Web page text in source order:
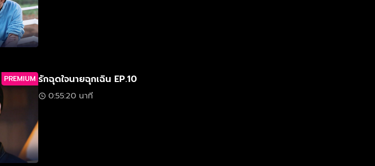
PREMIUM รักฉุดใจนายฉุกเฉิน EP.10
0:55:20 นาที